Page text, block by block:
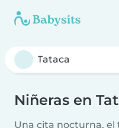
Niñeras en
Una cita nocturna, el